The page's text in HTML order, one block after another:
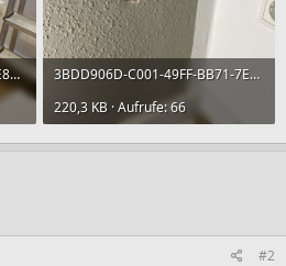
94064ECA-B8F3-47C2-AEDC-E8AA628813B3.jpeg
3BDD906D-C001-49FF-BB71-7E2455AFEB89.jpeg
220,3 KB · Aufrufe: 66
#2